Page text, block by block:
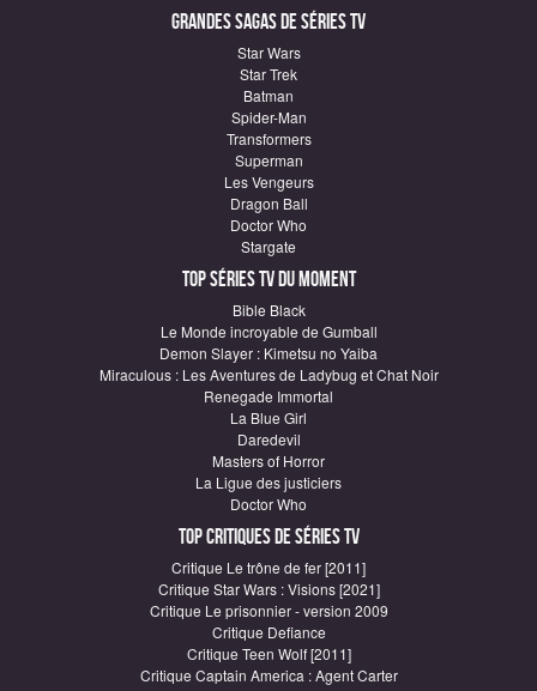
Grandes sagas de Séries TV
Star Wars
Star Trek
Batman
Spider-Man
Transformers
Superman
Les Vengeurs
Dragon Ball
Doctor Who
Stargate
Top Séries TV du moment
Bible Black
Le Monde incroyable de Gumball
Demon Slayer : Kimetsu no Yaiba
Miraculous : Les Aventures de Ladybug et Chat Noir
Renegade Immortal
La Blue Girl
Daredevil
Masters of Horror
La Ligue des justiciers
Doctor Who
Top critiques de Séries TV
Critique Le trône de fer [2011]
Critique Star Wars : Visions [2021]
Critique Le prisonnier - version 2009
Critique Defiance
Critique Teen Wolf [2011]
Critique Captain America : Agent Carter